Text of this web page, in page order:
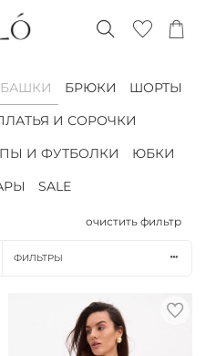
БРЮКИ
ШОРТЫ
И СОРОЧКИ
И ФУТБОЛКИ
ЮБКИ
SALE
очистить фильтр
ФИЛЬТРЫ